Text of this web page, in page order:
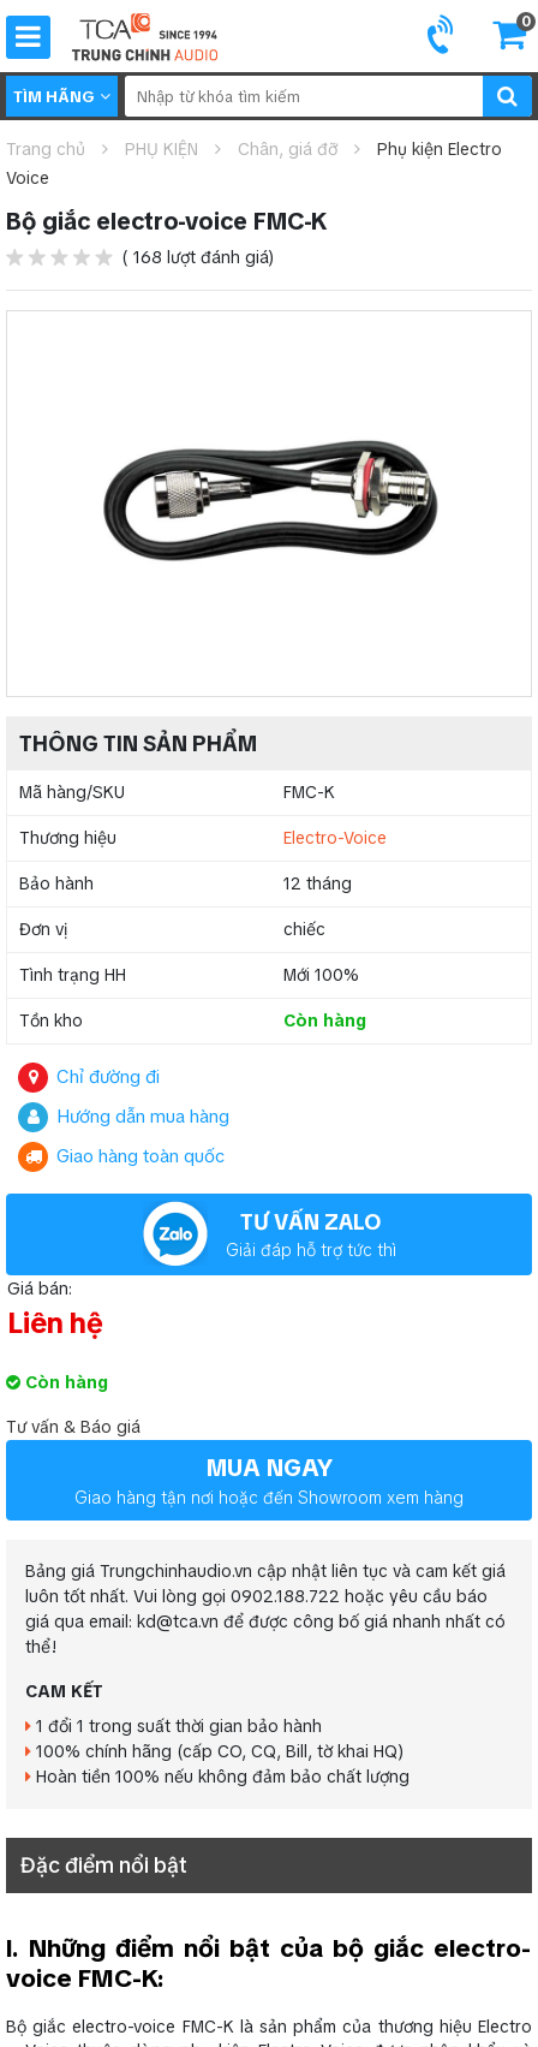
0
TÌM HÃNG
Trang chủ PHỤ KIỆN Chân, giá đỡ
Phụ kiện Electro
Voice
Bộ giắc electro-voice FMC-K
( 168 lượt đánh giá)
THÔNG TIN SẢN PHẨM
Mã hàng/SKU FMC-K
Thương hiệu Electro-Voice
Bảo hành 12 tháng
Đơn vị chiếc
Tình trạng HH Mới 100%
Tồn kho Còn hàng
Chỉ đường đi
Hướng dẫn mua hàng
Giao hàng toàn quốc
TƯ VẤN ZALO
Giải đáp hỗ trợ tức thì
Giá bán:
Liên hệ
Còn hàng
Tư vấn & Báo giá
MUA NGAY
Giao hàng tận nơi hoặc đến Showroom xem hàng
Bảng giá Trungchinhaudio.vn cập nhật liên tục và cam kết giá
luôn tốt nhất. Vui lòng gọi 0902.188.722 hoặc yêu cầu báo
giá qua email: kd@tca.vn để được công bố giá nhanh nhất có
thể!
CAM KẾT
1 đổi 1 trong suất thời gian bảo hành
100% chính hãng (cấp CO, CQ, Bill, tờ khai HQ)
Hoàn tiền 100% nếu không đảm bảo chất lượng
Đặc điểm nổi bật
I. Những điểm nổi bật của bộ giắc electro-
voice FMC-K:
Bộ giắc electro-voice FMC-K là sản phẩm của thương hiệu Electro